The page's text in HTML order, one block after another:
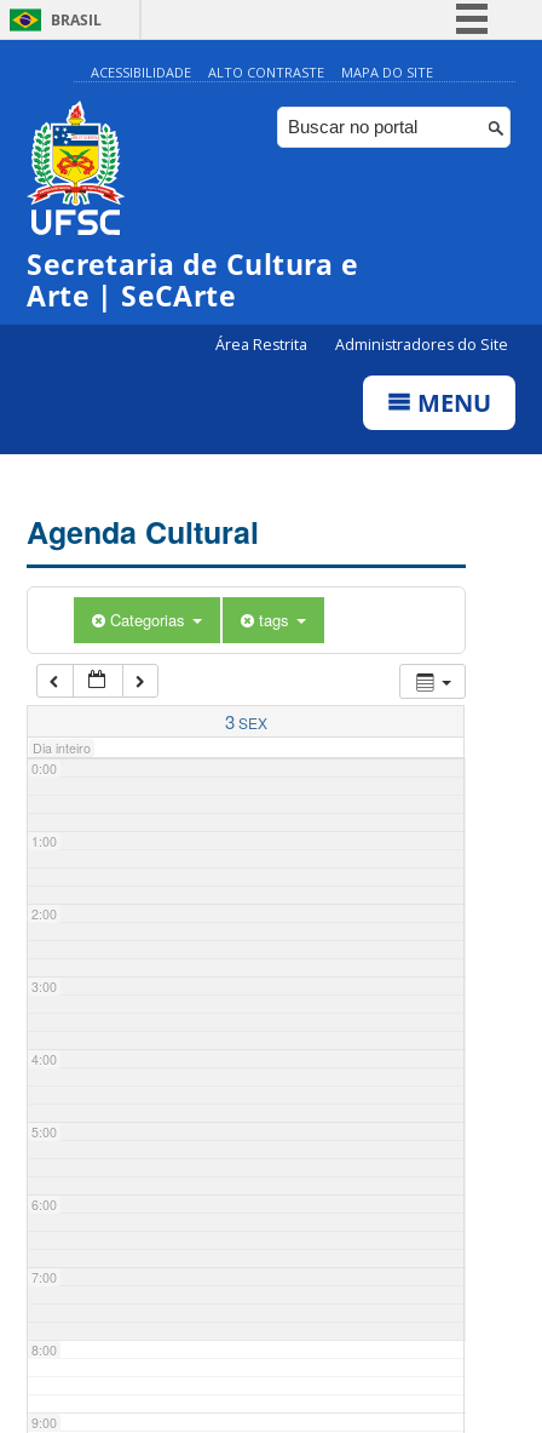
BRASIL
Simplifique!
Comunica BR
Participe
ACESSIBILIDADE ALTO CONTRASTE MAPA DO SITE
Secretaria de Cultura e
Arte | SeCArte
Área Restrita Administradores do Site
MENU
Agenda Cultural
Categorias tags
3SEX
Dia inteiro
0:00
1:00
2:00
3:00
4:00
5:00
6:00
7:00
8:00
9:00